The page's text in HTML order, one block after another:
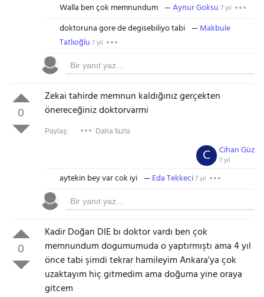
Walla ben çok memnundum Aynur Goksu 7 yıl
doktoruna gore de degisebiliyo tabi
Makbule
Tatlıoğlu 7 yıl
0
Zekai tahirde memnun kaldığınız gerçekten
önereceğiniz doktorvarmi
Paylaş: Daha fazla
Cihan Güz
7 yıl
C
aytekin bey var cok iyi Eda Tekkeci7 yıl
0
Kadir Doğan DIE bı doktor vardı ben çok
memnundum dogumumuda o yaptırmıştı ama 4 yıl
önce tabi şimdi tekrar hamileyim Ankara'ya çok
uzaktayım hiç gitmedim ama doğuma yine oraya
gitcem